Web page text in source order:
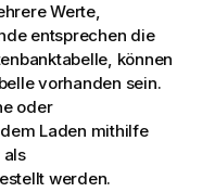
Werte,
entsprechen die
können
vorhanden sein.
oder
Laden mithilfe
als
werden.